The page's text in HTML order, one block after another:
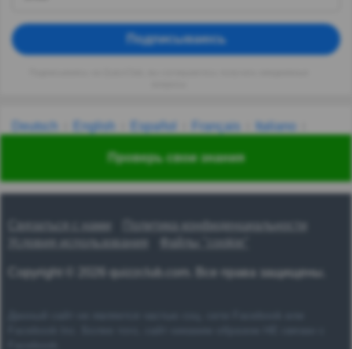
Проверь свои знания
Подписываюсь
Deutsch English Español Français
Italiano
Українська हिन्दी 한국어
Связаться с нами
Политика конфиденциальности
Условия использования
Файлы "cookie"
Copyright © 2026 quizzclub.com. Все права защищены.